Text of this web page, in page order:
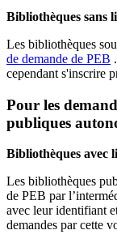
Bibliothèques sans
Les bibliothèques
de demande de PEB .
cependant s'inscrire
Pour les
publiques
Bibliothèques avec
Les bibliothèques
de PEB par
avec leur identifiant
demandes par cette